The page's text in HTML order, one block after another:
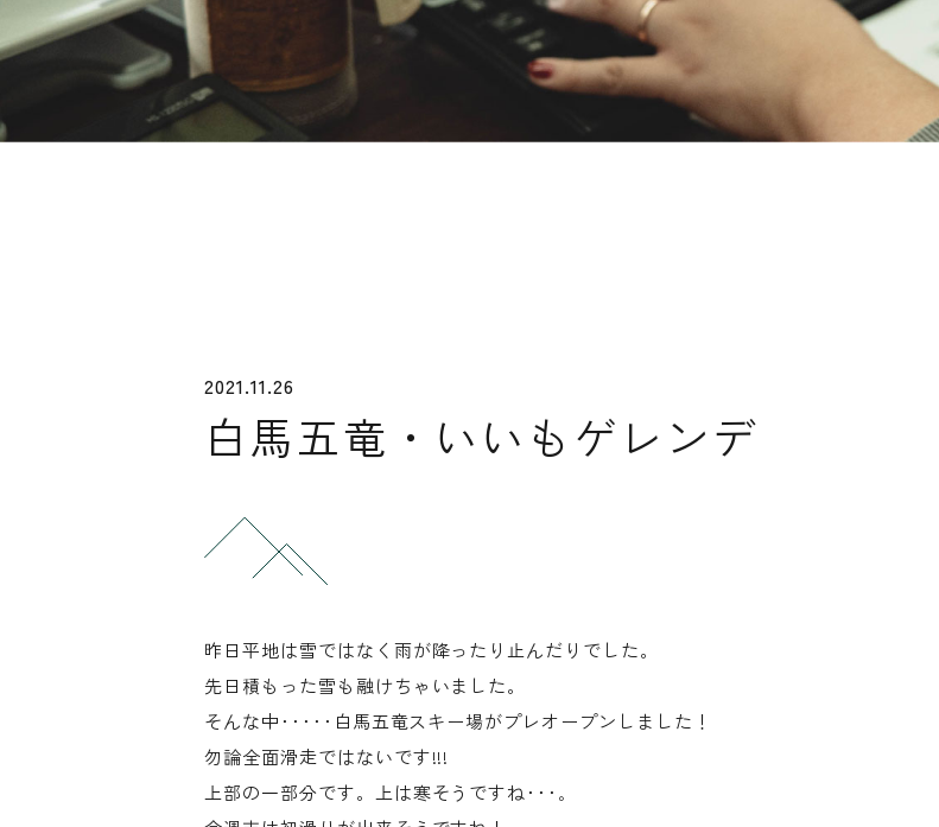
2021.11.26
白馬五竜・いいもゲレンデ
昨日平地は雪ではなく雨が降ったり止んだりでした。
先日積もった雪も融けちゃいました。
そんな中･････白馬五竜スキー場がプレオープンしました！
勿論全面滑走ではないです!!!
上部の一部分です。上は寒そうですね･･･｡